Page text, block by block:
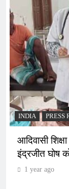
INDIA PRESS
आदिवासी
इंद्रजीत घोष
1 year ago